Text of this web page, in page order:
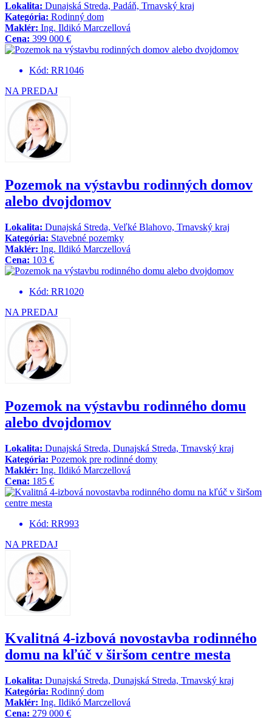
Lokalita: Dunajská Streda, Padáň, Trnavský kraj
Kategória: Rodinný dom
Maklér: Ing. Ildikó Marczellová
Cena: 399 000 €
Kód: RR1046
NA PREDAJ
Pozemok na výstavbu rodinných domov
alebo dvojdomov
Lokalita: Dunajská Streda, Veľké Blahovo, Trnavský kraj
Kategória: Stavebné pozemky
Maklér: Ing. Ildikó Marczellová
Cena: 103 €
Kód: RR1020
NA PREDAJ
Pozemok na výstavbu rodinného domu
alebo dvojdomov
Lokalita: Dunajská Streda, Dunajská Streda, Trnavský kraj
Kategória: Pozemok pre rodinné domy
Maklér: Ing. Ildikó Marczellová
Cena: 185 €
Kód: RR993
NA PREDAJ
Kvalitná 4-izbová novostavba rodinného
domu na kľúč v širšom centre mesta
Lokalita: Dunajská Streda, Dunajská Streda, Trnavský kraj
Kategória: Rodinný dom
Maklér: Ing. Ildikó Marczellová
Cena: 279 000 €